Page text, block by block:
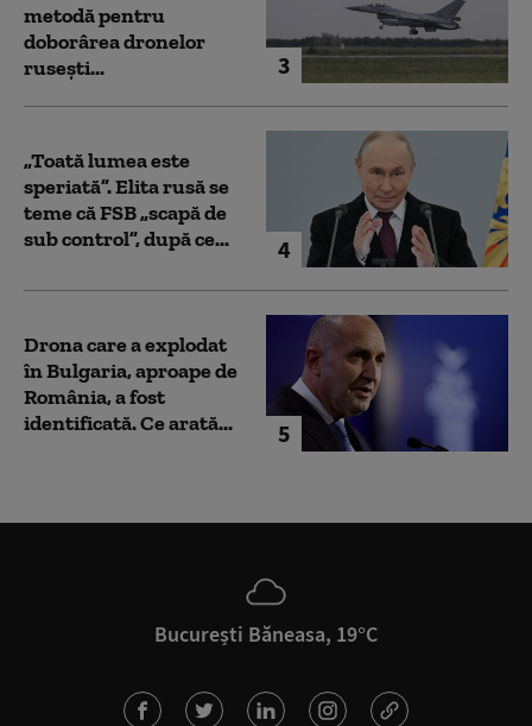
3
metodă pentru
doborârea dronelor
rusești...
4
„Toată lumea este
speriată”. Elita rusă se
teme că FSB „scapă de
sub control”, după ce...
5
Drona care a explodat
în Bulgaria, aproape de
România, a fost
identificată. Ce arată...
București Băneasa, 19°C